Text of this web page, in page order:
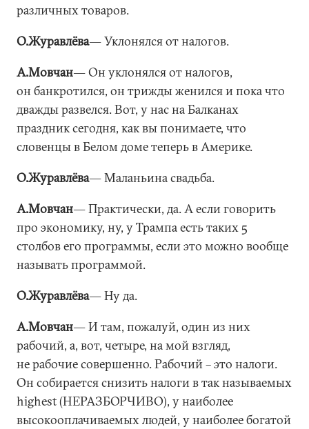
различных товаров.
О.Журавлёва― Уклонялся от налогов.
А.Мовчан― Он уклонялся от налогов,
он банкротился, он трижды женился и пока что
дважды развелся. Вот, у нас на Балканах
праздник сегодня, как вы понимаете, что
словенцы в Белом доме теперь в Америке.
О.Журавлёва― Маланьина свадьба.
А.Мовчан― Практически, да. А если говорить
про экономику, ну, у Трампа есть таких 5
столбов его программы, если это можно вообще
называть программой.
О.Журавлёва― Ну да.
А.Мовчан― И там, пожалуй, один из них
рабочий, а, вот, четыре, на мой взгляд,
не рабочие совершенно. Рабочий – это налоги.
Он собирается снизить налоги в так называемых
highest (НЕРАЗБОРЧИВО), у наиболее
высокооплачиваемых людей, у наиболее богатой